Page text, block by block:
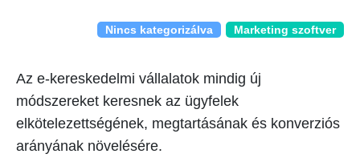
Nincs kategorizálva Marketing szoftver
Az e-kereskedelmi vállalatok mindig új
módszereket keresnek az ügyfelek
elkötelezettségének, megtartásának és konverziós
arányának növelésére.